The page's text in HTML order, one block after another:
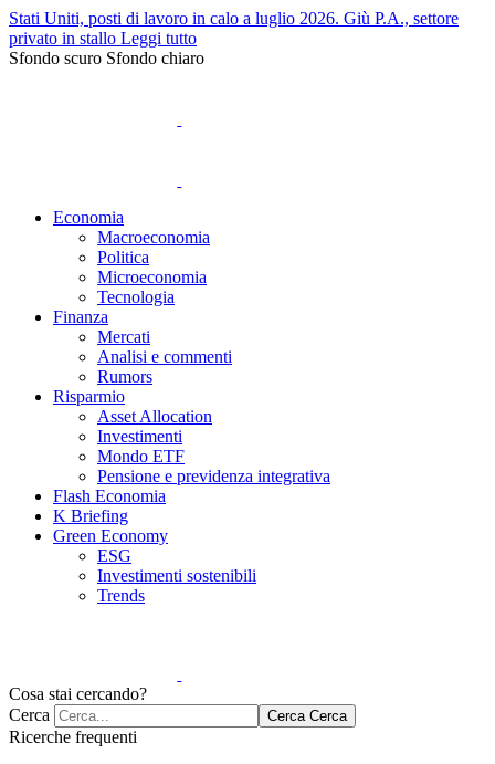
Stati Uniti, posti di lavoro in calo a luglio 2026. Giù P.A., settore
privato in stallo Leggi tutto
Sfondo scuro Sfondo chiaro
Economia
Macroeconomia
Politica
Microeconomia
Tecnologia
Finanza
Mercati
Analisi e commenti
Rumors
Risparmio
Asset Allocation
Investimenti
Mondo ETF
Pensione e previdenza integrativa
Flash Economia
K Briefing
Green Economy
ESG
Investimenti sostenibili
Trends
Cosa stai cercando?
Cerca
Cerca Cerca
Ricerche frequenti